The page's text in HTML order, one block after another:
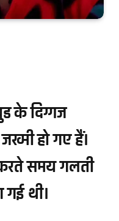
के दिग्गज
हो गए हैं।
समय गलती
थी।